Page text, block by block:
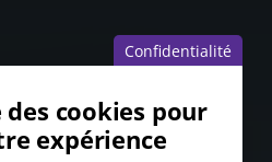
Confidentialité
cookies pour
expérience